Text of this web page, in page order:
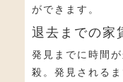
ができます。
退去までの家
発見までに時間
殺。発見される